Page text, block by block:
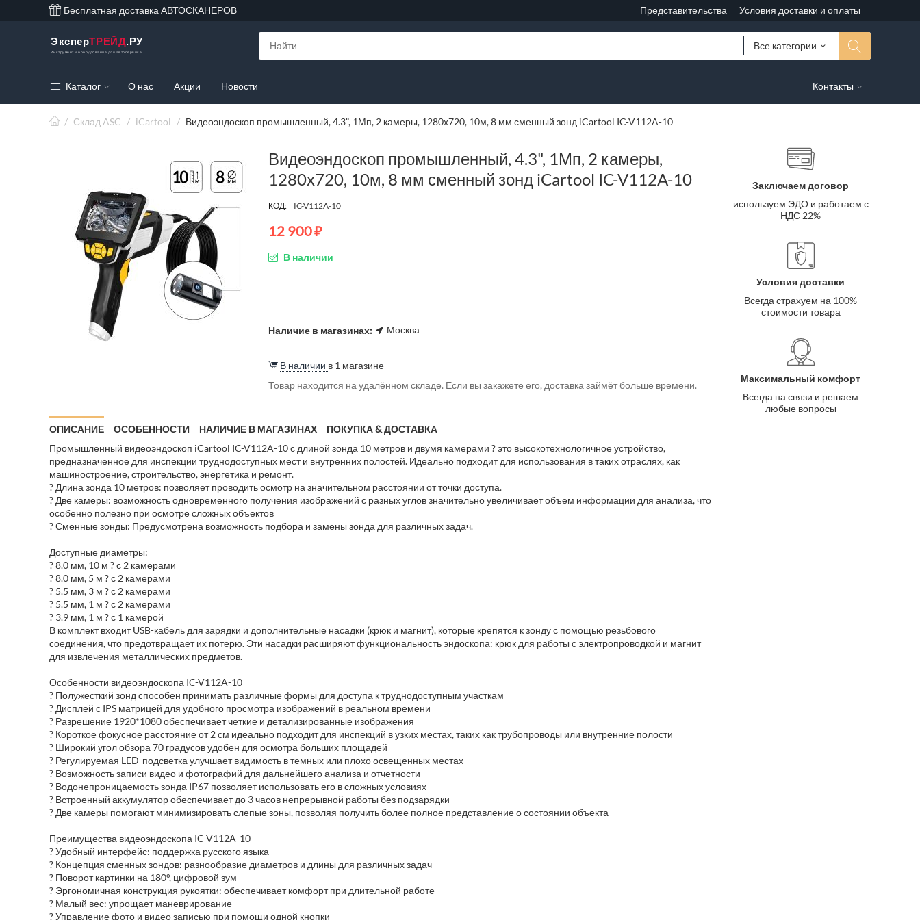
Бесплатная доставка АВТОСКАНЕРОВ Представительства Условия доставки и оплаты
ЭксперТРЕЙД.РУ
Инструмент и оборудование для автосервиса
Все категории
Каталог О нас Акции Новости Контакты
/ Склад ASC / iCartool / Видеоэндоскоп промышленный, 4.3", 1Мп, 2 камеры, 1280х720, 10м, 8 мм сменный зонд iCartool IC-V112A-10
Видеоэндоскоп промышленный, 4.3", 1Мп, 2 камеры,
1280х720, 10м, 8 мм сменный зонд iCartool IC-V112A-10
КОД: IC-V112A-10
12 900₽
В наличии
Наличие в магазинах: Москва
В наличии в 1 магазине
Товар находится на удалённом складе. Если вы закажете его, доставка займёт больше времени.
ОПИСАНИЕ ОСОБЕННОСТИ НАЛИЧИЕ В МАГАЗИНАХ
ПОКУПКА & ДОСТАВКА
Промышленный видеоэндоскоп iCartool IC-V112A-10 с длиной зонда 10 метров и двумя камерами ? это высокотехнологичное устройство,
предназначенное для инспекции труднодоступных мест и внутренних полостей. Идеально подходит для использования в таких отраслях, как
машиностроение, строительство, энергетика и ремонт.
? Длина зонда 10 метров: позволяет проводить осмотр на значительном расстоянии от точки доступа.
? Две камеры: возможность одновременного получения изображений с разных углов значительно увеличивает объем информации для анализа, что
особенно полезно при осмотре сложных объектов
? Сменные зонды: Предусмотрена возможность подбора и замены зонда для различных задач.
Доступные диаметры:
? 8.0 мм, 10 м ? с 2 камерами
? 8.0 мм, 5 м ? с 2 камерами
? 5.5 мм, 3 м ? с 2 камерами
? 5.5 мм, 1 м ? с 2 камерами
? 3.9 мм, 1 м ? с 1 камерой
В комплект входит USB-кабель для зарядки и дополнительные насадки (крюк и магнит), которые крепятся к зонду с помощью резьбового
соединения, что предотвращает их потерю. Эти насадки расширяют функциональность эндоскопа: крюк для работы с электропроводкой и магнит
для извлечения металлических предметов.
Особенности видеоэндоскопа IC-V112A-10
? Полужесткий зонд способен принимать различные формы для доступа к труднодоступным участкам
? Дисплей с IPS матрицей для удобного просмотра изображений в реальном времени
? Разрешение 1920*1080 обеспечивает четкие и детализированные изображения
? Короткое фокусное расстояние от 2 см идеально подходит для инспекций в узких местах, таких как трубопроводы или внутренние полости
? Широкий угол обзора 70 градусов удобен для осмотра больших площадей
? Регулируемая LED-подсветка улучшает видимость в темных или плохо освещенных местах
? Возможность записи видео и фотографий для дальнейшего анализа и отчетности
? Водонепроницаемость зонда IP67 позволяет использовать его в сложных условиях
? Встроенный аккумулятор обеспечивает до 3 часов непрерывной работы без подзарядки
? Две камеры помогают минимизировать слепые зоны, позволяя получить более полное представление о состоянии объекта
Преимущества видеоэндоскопа IC-V112A-10
? Удобный интерфейс: поддержка русского языка
? Концепция сменных зондов: разнообразие диаметров и длины для различных задач
? Поворот картинки на 180°, цифровой зум
? Эргономичная конструкция рукоятки: обеспечивает комфорт при длительной работе
? Малый вес: упрощает маневрирование
? Управление фото и видео записью при помощи одной кнопки
Заключаем договор
используем ЭДО и работаем с
НДС 22%
Условия доставки
Всегда страхуем на 100%
стоимости товара
Максимальный комфорт
Всегда на связи и решаем
любые вопросы